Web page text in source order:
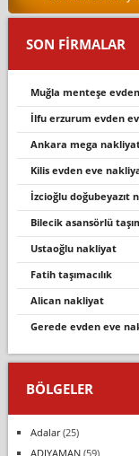
SON FİRMALAR
muğla menteşe
i̇lfu erzurum evden
ankara mega
kilis evden eve
i̇zci̇oğlu doğubeyazit
bilecik asansörlü
ustaoğlu nakliyat
fatih taşımacılık
alican nakliyat
gerede evden eve
BÖLGELER
Adalar(25)
ADIYAMAN(59)